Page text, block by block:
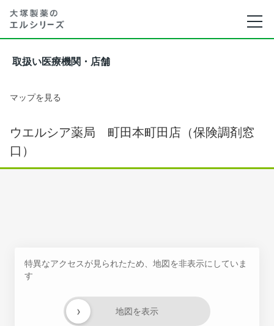
取扱い医療機関・店舗
マップを見る
ウエルシア薬局 町田本町田店（保険調剤窓
口）
特異なアクセスが見られたため、地図を非表示にしていま
す
地図を表示
›